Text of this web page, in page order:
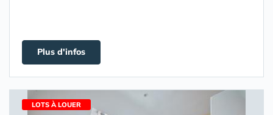
Plus d'infos
LOTS À LOUER